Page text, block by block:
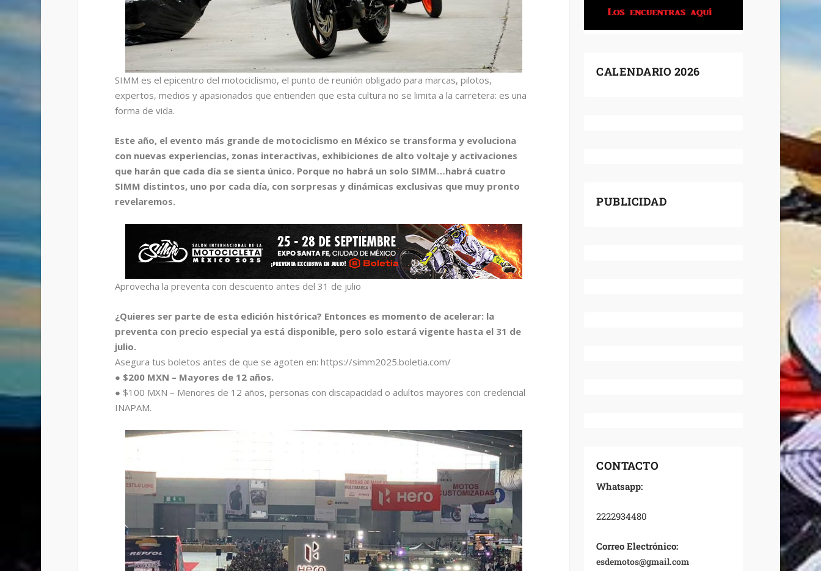
SIMM es el epicentro del motociclismo, el punto de reunión obligado para marcas, pilotos,
expertos, medios y apasionados que entienden que esta cultura no se limita a la carretera: es una
forma de vida.
Este año, el evento más grande de motociclismo en México se transforma y evoluciona
con nuevas experiencias, zonas interactivas, exhibiciones de alto voltaje y activaciones
que harán que cada día se sienta único. Porque no habrá un solo SIMM…habrá cuatro
SIMM distintos, uno por cada día, con sorpresas y dinámicas exclusivas que muy pronto
revelaremos.
Aprovecha la preventa con descuento antes del 31 de julio
¿Quieres ser parte de esta edición histórica? Entonces es momento de acelerar: la
preventa con precio especial ya está disponible, pero solo estará vigente hasta el 31 de
julio.
Asegura tus boletos antes de que se agoten en: https://simm2025.boletia.com/
● $200 MXN – Mayores de 12 años.
● $100 MXN – Menores de 12 años, personas con discapacidad o adultos mayores con credencial
INAPAM.
CALENDARIO 2026
PUBLICIDAD
CONTACTO
Whatsapp:
2222934480
Correo Electrónico:
esdemotos@gmail.com